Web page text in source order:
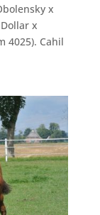
x
x
4025). Cahil